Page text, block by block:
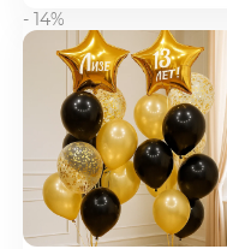
- 14%